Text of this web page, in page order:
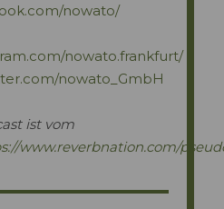
nowato/
nowato.frankfurt/
nowato_GmbH
ist vom
www.reverbnation.com/